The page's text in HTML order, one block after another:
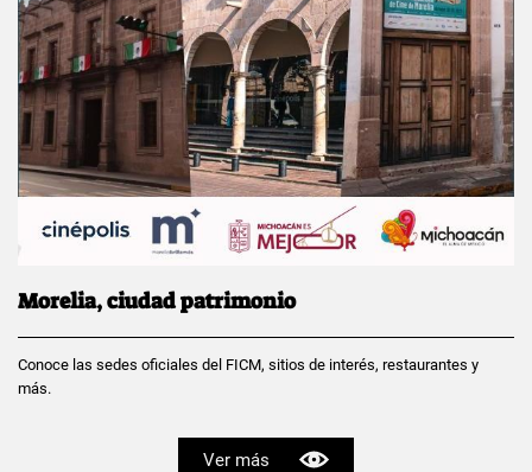
Morelia, ciudad patrimonio
Conoce las sedes oficiales del FICM, sitios de interés, restaurantes y
más.
Ver más